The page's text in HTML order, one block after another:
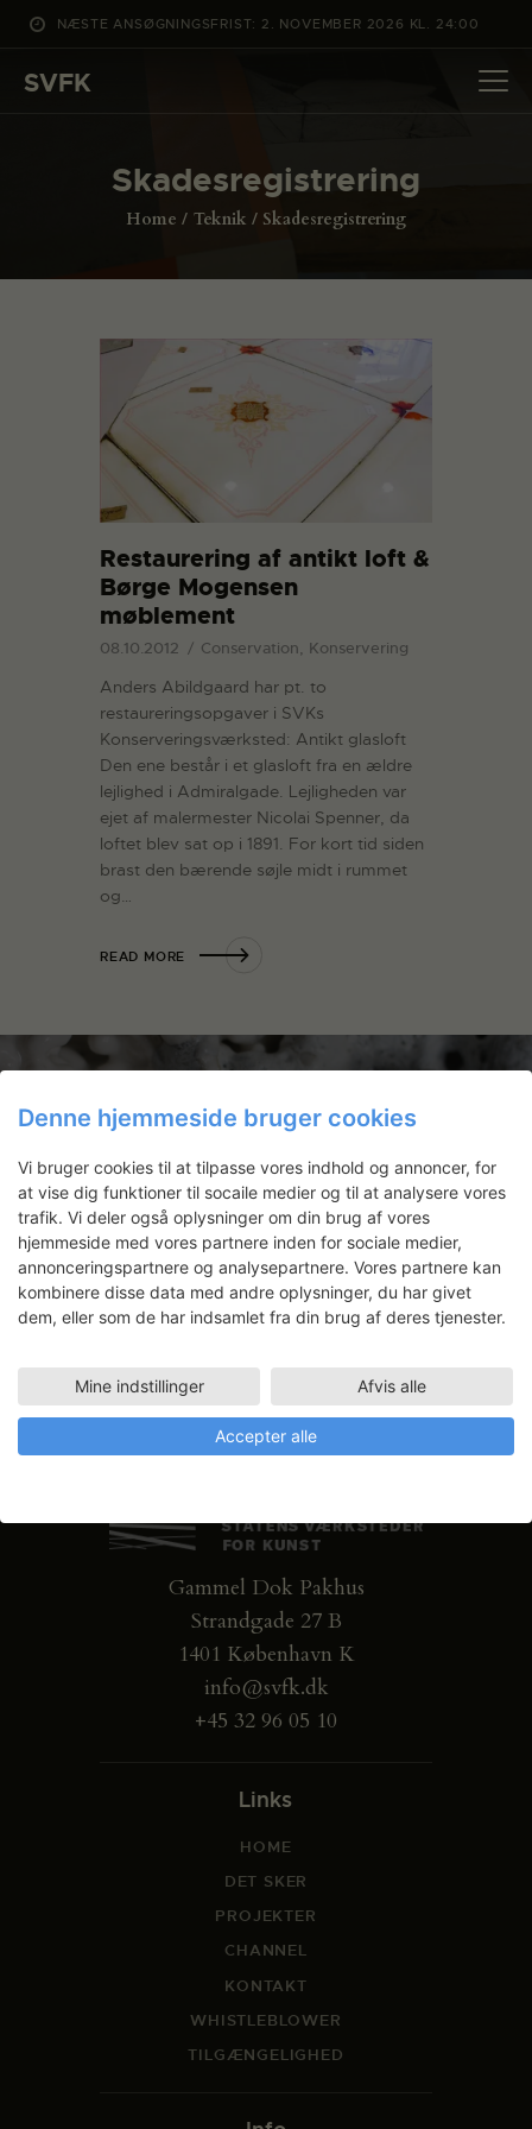
NÆSTE ANSØGNINGSFRIST: 2. NOVEMBER 2026 KL. 24:00
SVFK
Skadesregistrering
Home Teknik Skadesregistrering
DET SKER
ANSØG
ENGLISH
Restaurering af antikt loft &
Børge Mogensen
møblement
08.10.2012 Conservation, Konservering
Anders Abildgaard har pt. to
restaureringsopgaver i SVKs
Konserveringsværksted: Antikt glasloft
Den ene består i et glasloft fra en ældre
lejlighed i Admiralgade. Lejligheden var
ejet af malermester Nicolai Spenner, da
loftet blev sat op i 1891. For kort tid siden
brast den bærende søjle midt i rummet
og…
READ MORE
Nyhedsbrev
Få ansøgningsfrister, arrangementer
og artikler direkte i din indbakke.
Gammel Dok Pakhus
Strandgade 27 B
1401 København K
info@svfk.dk
+45 32 96 05 10
Links
HOME
DET SKER
PROJEKTER
CHANNEL
KONTAKT
WHISTLEBLOWER
TILGÆNGELIGHED
Denne hjemmeside bruger cookies
Vi bruger cookies til at tilpasse vores indhold og annoncer, for
at vise dig funktioner til socaile medier og til at analysere vores
trafik. Vi deler også oplysninger om din brug af vores
hjemmeside med vores partnere inden for sociale medier,
annonceringspartnere og analysepartnere. Vores partnere kan
kombinere disse data med andre oplysninger, du har givet
dem, eller som de har indsamlet fra din brug af deres tjenester.
Mine indstillinger Afvis alle
Accepter alle